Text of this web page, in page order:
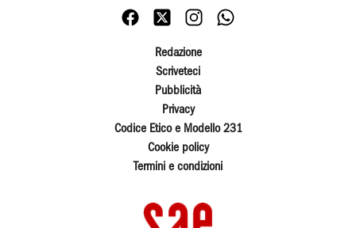
Redazione
Scriveteci
Pubblicità
Privacy
Codice Etico e Modello 231
Cookie policy
Termini e condizioni